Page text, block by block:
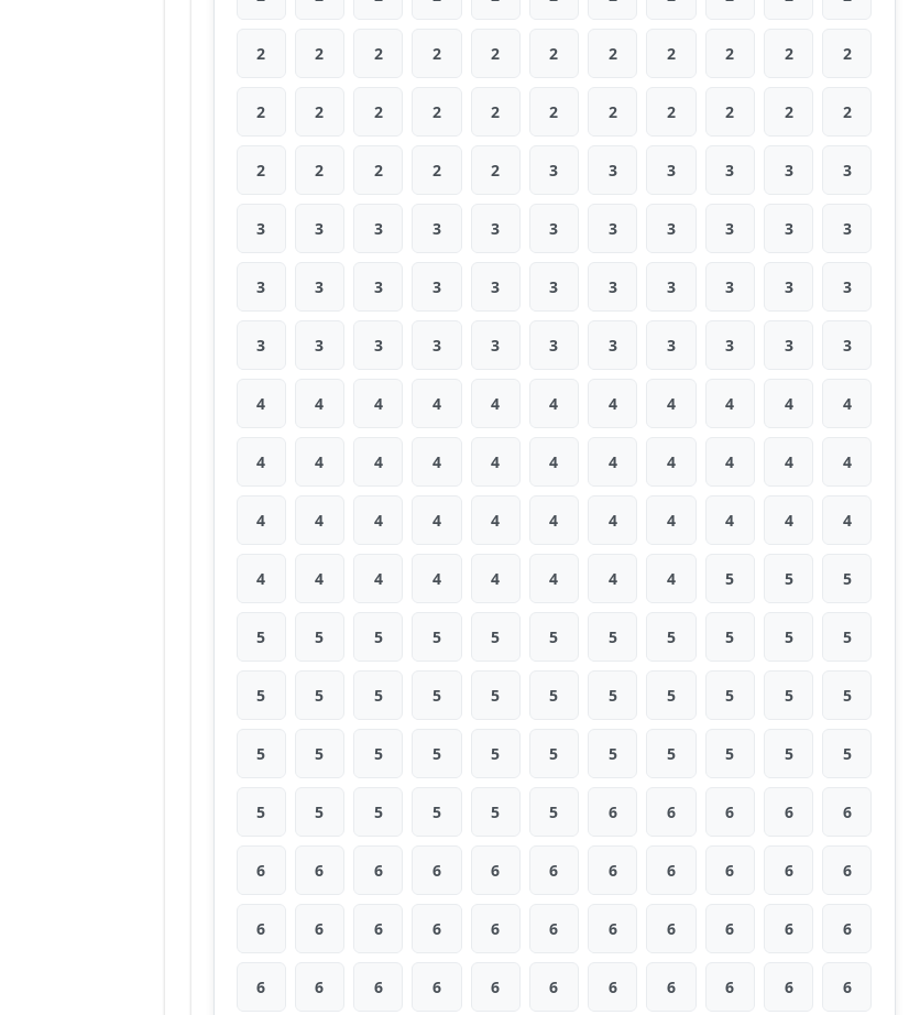
2 2 2 2 2 2 2 2 2 2 2
2 2 2 2 2 2 2 2 2 2 2
2 2 2 2 2 3 3 3 3 3 3
3 3 3 3 3 3 3 3 3 3 3
3 3 3 3 3 3 3 3 3 3 3
3 3 3 3 3 3 3 3 3 3 3
4 4 4 4 4 4 4 4 4 4 4
4 4 4 4 4 4 4 4 4 4 4
4 4 4 4 4 4 4 4 4 4 4
4 4 4 4 4 4 4 4 5 5 5
5 5 5 5 5 5 5 5 5 5 5
5 5 5 5 5 5 5 5 5 5 5
5 5 5 5 5 5 5 5 5 5 5
5 5 5 5 5 5 6 6 6 6 6
6 6 6 6 6 6 6 6 6 6 6
6 6 6 6 6 6 6 6 6 6 6
6 6 6 6 6 6 6 6 6 6 6